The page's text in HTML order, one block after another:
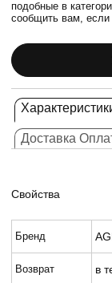
подобные в
сообщить вам, если
Доставка
Свойства
Бренд
Возврат в